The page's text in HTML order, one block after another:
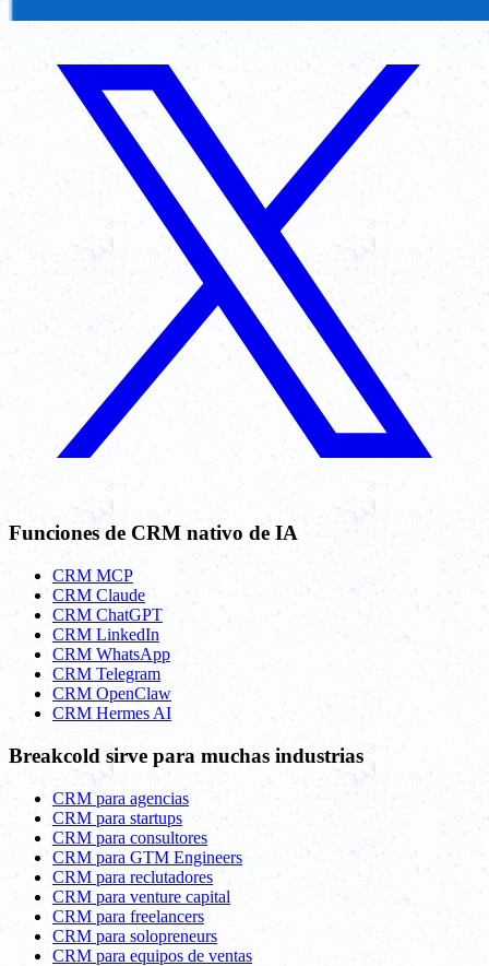
Funciones de CRM nativo de IA
CRM MCP
CRM Claude
CRM ChatGPT
CRM LinkedIn
CRM WhatsApp
CRM Telegram
CRM OpenClaw
CRM Hermes AI
Breakcold sirve para muchas industrias
CRM para agencias
CRM para startups
CRM para consultores
CRM para GTM Engineers
CRM para reclutadores
CRM para venture capital
CRM para freelancers
CRM para solopreneurs
CRM para equipos de ventas